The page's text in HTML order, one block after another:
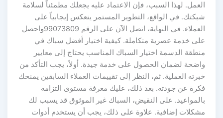
العمل. لهذا السبب، فإن الاعتماد عليه يجعلك مطمئناً لسلامة
شبكتك. في الواقع، التطوير المستمر ينعكس إيجابياً على
العملاء. في النهاية، اتصل الآن على الرقم 99073809واحصل
على خدمة عصرية متكاملة. كيفية اختيار أفضل سباك في
منطقة الدسمة اختيار السباك المناسب يحتاج إلى معايير
واضحة لضمان الحصول على خدمة جيدة. أولاً، يجب التأكد من
خبرته العملية. ثم، النظر إلى تقييمات العملاء السابقين يمنحك
فكرة عن جودته. بعد ذلك، عليك معرفة مستوى التزامه
بالمواعيد. على النقيض، السباك غير الموثوق قد يسبب لك
مشكلات إضافية. علاوة على ذلك، يجب أن يستخدم أدوات